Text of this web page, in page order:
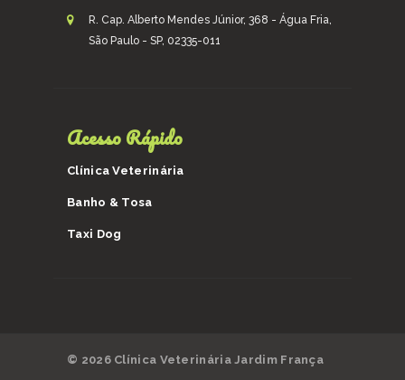
R. Cap. Alberto Mendes Júnior, 368 - Água Fria,
São Paulo - SP, 02335-011
Acesso Rápido
Clínica Veterinária
Banho & Tosa
Taxi Dog
© 2026 Clínica Veterinária Jardim França